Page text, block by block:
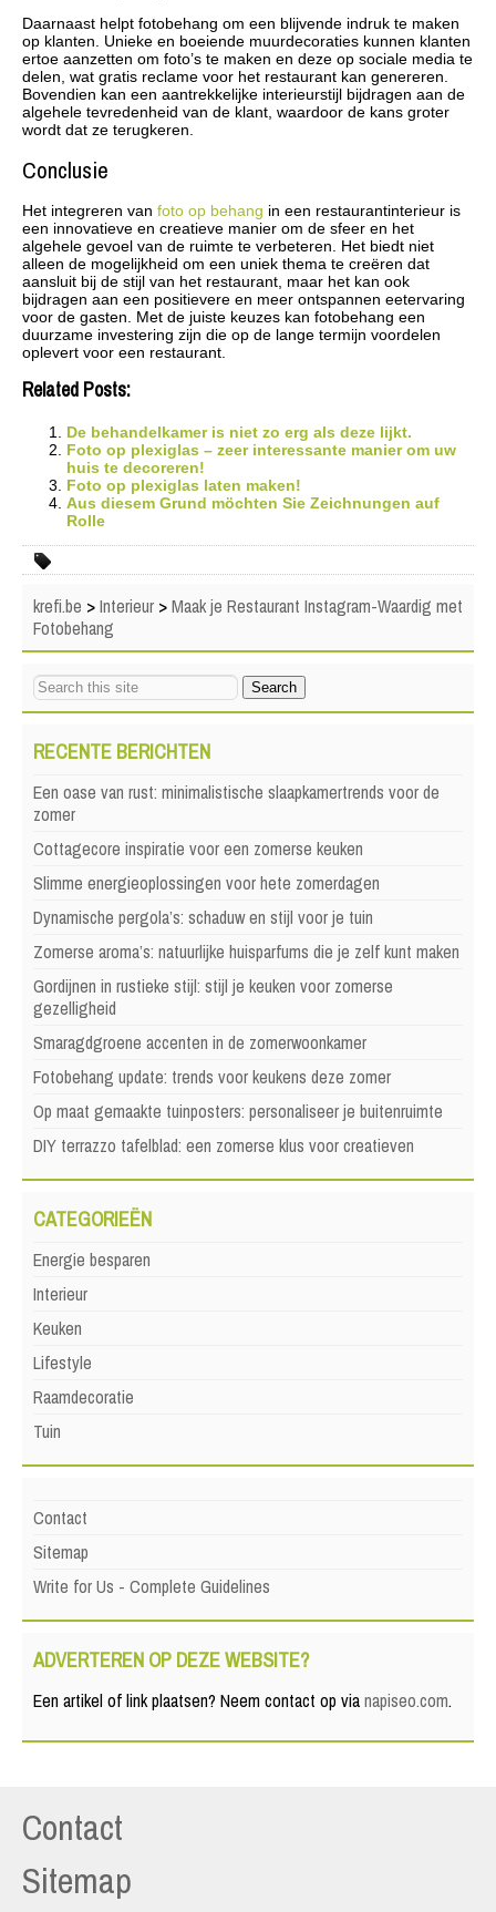
Daarnaast helpt fotobehang om een blijvende indruk te maken
op klanten. Unieke en boeiende muurdecoraties kunnen klanten
ertoe aanzetten om foto’s te maken en deze op sociale media te
delen, wat gratis reclame voor het restaurant kan genereren.
Bovendien kan een aantrekkelijke interieurstijl bijdragen aan de
algehele tevredenheid van de klant, waardoor de kans groter
wordt dat ze terugkeren.
Conclusie
Het integreren van foto op behang in een restaurantinterieur is
een innovatieve en creatieve manier om de sfeer en het
algehele gevoel van de ruimte te verbeteren. Het biedt niet
alleen de mogelijkheid om een uniek thema te creëren dat
aansluit bij de stijl van het restaurant, maar het kan ook
bijdragen aan een positievere en meer ontspannen eetervaring
voor de gasten. Met de juiste keuzes kan fotobehang een
duurzame investering zijn die op de lange termijn voordelen
oplevert voor een restaurant.
Related Posts:
De behandelkamer is niet zo erg als deze lijkt.
Foto op plexiglas – zeer interessante manier om uw
huis te decoreren!
Foto op plexiglas laten maken!
Aus diesem Grund möchten Sie Zeichnungen auf
Rolle
krefi.be >Interieur >Maak je Restaurant Instagram-Waardig met
Fotobehang
RECENTE BERICHTEN
Een oase van rust: minimalistische slaapkamertrends voor de
zomer
Cottagecore inspiratie voor een zomerse keuken
Slimme energieoplossingen voor hete zomerdagen
Dynamische pergola’s: schaduw en stijl voor je tuin
Zomerse aroma’s: natuurlijke huisparfums die je zelf kunt maken
Gordijnen in rustieke stijl: stijl je keuken voor zomerse
gezelligheid
Smaragdgroene accenten in de zomerwoonkamer
Fotobehang update: trends voor keukens deze zomer
Op maat gemaakte tuinposters: personaliseer je buitenruimte
DIY terrazzo tafelblad: een zomerse klus voor creatieven
CATEGORIEËN
Energie besparen
Interieur
Keuken
Lifestyle
Raamdecoratie
Tuin
Contact
Sitemap
Write for Us - Complete Guidelines
ADVERTEREN OP DEZE WEBSITE?
Een artikel of link plaatsen? Neem contact op vianapiseo.com.
Contact
Sitemap